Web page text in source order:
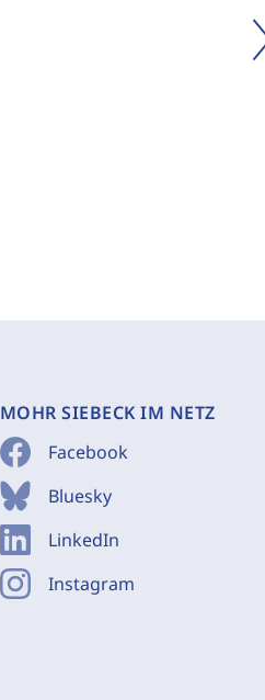
MOHR SIEBECK IM NETZ
Facebook
Bluesky
LinkedIn
Instagram